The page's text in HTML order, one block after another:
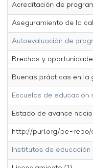
Acreditación de
Aseguramiento de la
Autoevaluación de
Brechas y
Buenas prácticas en la
Escuelas de educación
Estado de avance
http://purl.org/pe-repo/
Institutos de educación